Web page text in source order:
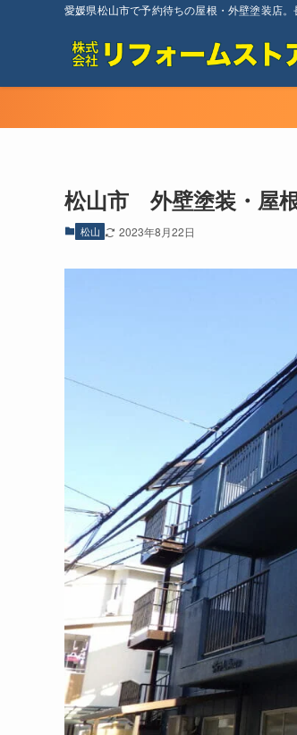
愛媛県松山市で予約待ちの屋根・外壁塗装店。
松山市 外壁塗装・屋
松山 2023年8月22日